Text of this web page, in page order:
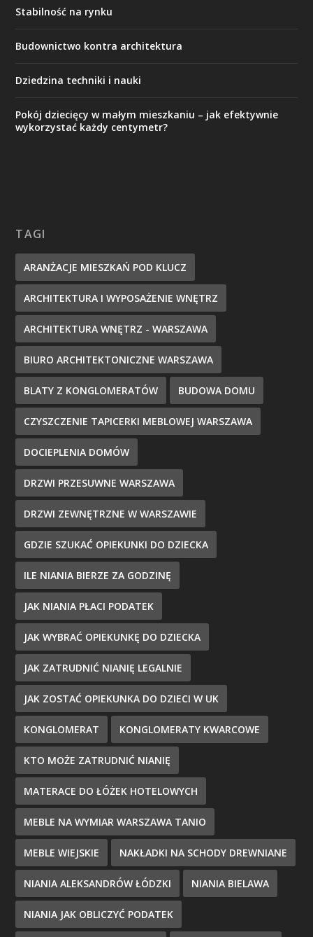
Stabilność na rynku
Budownictwo kontra architektura
Dziedzina techniki i nauki
Pokój dziecięcy w małym mieszkaniu – jak efektywnie
wykorzystać każdy centymetr?
TAGI
ARANŻACJE MIESZKAŃ POD KLUCZ
ARCHITEKTURA I WYPOSAŻENIE WNĘTRZ
ARCHITEKTURA WNĘTRZ - WARSZAWA
BIURO ARCHITEKTONICZNE WARSZAWA
BLATY Z KONGLOMERATÓW BUDOWA DOMU
CZYSZCZENIE TAPICERKI MEBLOWEJ WARSZAWA
DOCIEPLENIA DOMÓW
DRZWI PRZESUWNE WARSZAWA
DRZWI ZEWNĘTRZNE W WARSZAWIE
GDZIE SZUKAĆ OPIEKUNKI DO DZIECKA
ILE NIANIA BIERZE ZA GODZINĘ
JAK NIANIA PŁACI PODATEK
JAK WYBRAĆ OPIEKUNKĘ DO DZIECKA
JAK ZATRUDNIĆ NIANIĘ LEGALNIE
JAK ZOSTAĆ OPIEKUNKA DO DZIECI W UK
KONGLOMERAT KONGLOMERATY KWARCOWE
KTO MOŻE ZATRUDNIĆ NIANIĘ
MATERACE DO ŁÓŻEK HOTELOWYCH
MEBLE NA WYMIAR WARSZAWA TANIO
MEBLE WIEJSKIE NAKŁADKI NA SCHODY DREWNIANE
NIANIA ALEKSANDRÓW ŁÓDZKI NIANIA BIELAWA
NIANIA JAK OBLICZYĆ PODATEK